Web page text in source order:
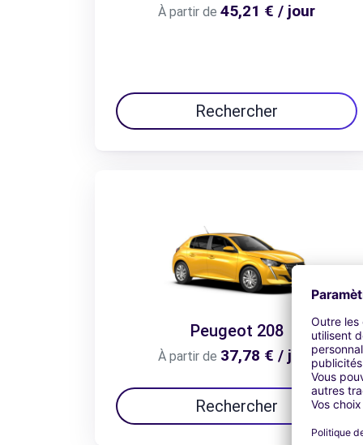
À partir de 45,21 € / jour
Rechercher
Peugeot 208
À partir de 37,78 € / jour
Rechercher